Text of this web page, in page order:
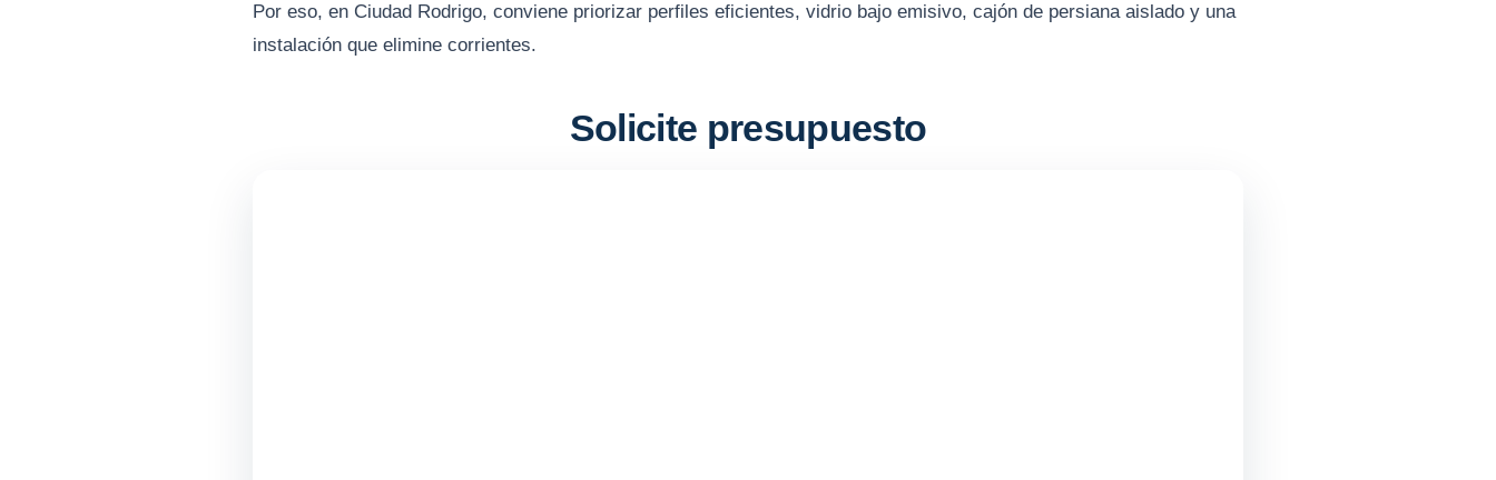
Por eso, en Ciudad Rodrigo, conviene priorizar perfiles eficientes, vidrio bajo emisivo, cajón de persiana aislado y una
instalación que elimine corrientes.
Solicite presupuesto